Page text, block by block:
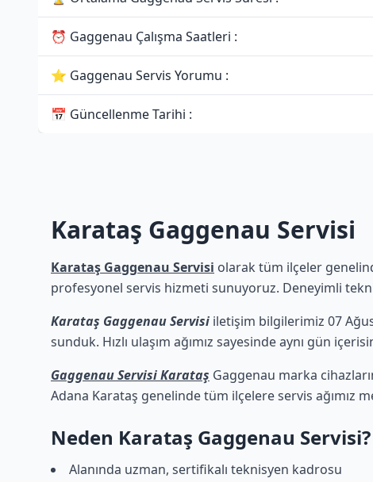
⏰ Gaggenau Çalışma Saatleri :
⭐ Gaggenau Servis Yorumu :
📅 Güncellenme Tarihi :
Karataş Gaggenau Servisi
Karataş Gaggenau Servisi olarak tüm ilçeler
profesyonel servis hizmeti sunuyoruz. Deneyimli
Karataş Gaggenau Servisi iletişim bilgilerimiz 07
sunduk. Hızlı ulaşım ağımız sayesinde aynı gün
Gaggenau Servisi Karataş Gaggenau marka
Adana Karataş genelinde tüm ilçelere servis ağımız
Neden Karataş Gaggenau Servisi?
Alanında uzman, sertifikalı teknisyen kadrosu